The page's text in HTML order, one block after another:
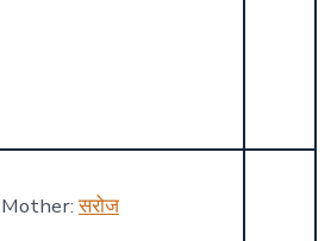
Mother:सरोज